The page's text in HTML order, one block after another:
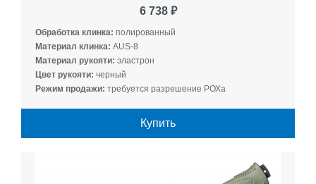
6 738 ₽
Обработка клинка: полированный
Материал клинка: AUS-8
Материал рукояти: эластрон
Цвет рукояти: черный
Режим продажи: требуется разрешение РОХа
Купить